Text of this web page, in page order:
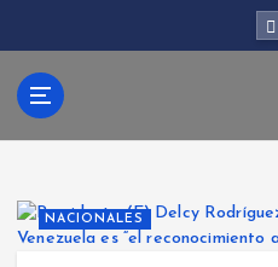
r
NACIONALES